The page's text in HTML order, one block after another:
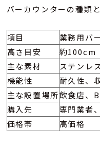
バーカウンターの種類
項目 業務用バ
高さ目安
約100cm
主な素材
ステンレ
機能性
耐久性、
主な設置場所飲食店、
購入先
専門業者
価格帯
高価格